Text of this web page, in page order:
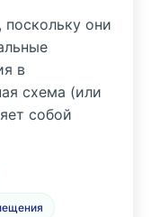
они
в
схема (или
собой